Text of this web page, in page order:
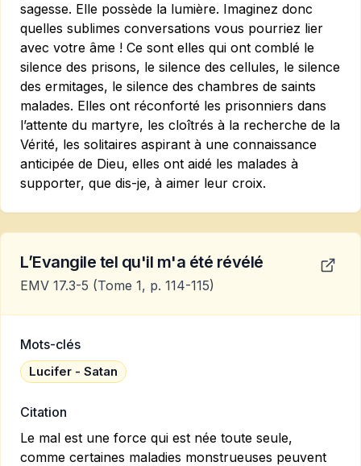
sagesse. Elle possède la lumière. Imaginez donc
quelles sublimes conversations vous pourriez lier
avec votre âme ! Ce sont elles qui ont comblé le
silence des prisons, le silence des cellules, le silence
des ermi­tages, le silence des chambres de saints
malades. Elles ont réconforté les prisonniers dans
l’attente du martyre, les cloîtrés à la recherche de la
Vérité, les solitaires aspirant à une connaissance
anticipée de Dieu, elles ont aidé les malades à
supporter, que dis-je, à aimer leur croix.
L’Evangile tel qu'il m'a été révélé
EMV 17.3-5 (Tome 1, p. 114-115)
Mots-clés
Lucifer - Satan
Citation
Le mal est une force qui est née toute seule,
comme certaines maladies monstrueuses peuvent